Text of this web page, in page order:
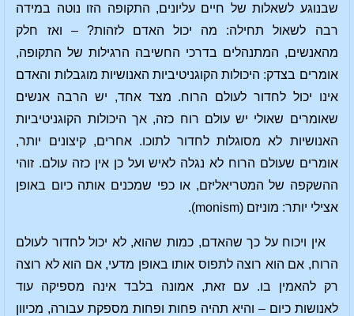
שבנוגע לשאלות של חיים עליונים, התקופה הזו נוטה במידה
רבה לשאול תחילה: מה יכול האדם לזהות? – ואז חלק
מהאנשים, המתנהלים בדרכי החשיבה הרגילות של התקופה,
אומרים בצדק: היכולות הקוגניטיביות האנושיות מוגבלות והאדם
אינו יכול לחדור לעולם הרוח. מצד אחד, יש הרבה אנשים
שאומרים שאולי יש עולם רוח כזה, אך היכולות הקוגניטיביות
האנושיות לא מסוגלות לחדור לתוכו. אחרים, קיצונים יותר,
אומרים שעולם הרוח לא נגלה לאיש ועל כן אין כזה עולם. זוהי
ההשקפה של המטריאליזם, או כפי שמכנים אותה כיום באופן
אצילי יותר: מוניזם (monism).
אין ויכוח על כך שהאדם, כמות שהוא, לא יכול לחדור לעולם
הרוח, אם הוא רוצה לתפוס אותו באופן מדעי, אם הוא לא רוצה
רק להאמין בו. עם זאת, אמונה בלבד אינה מספיקה עוד
לאנושות כיום – והיא תהיה פחות ופחות מספקת עבורה, מכיוון